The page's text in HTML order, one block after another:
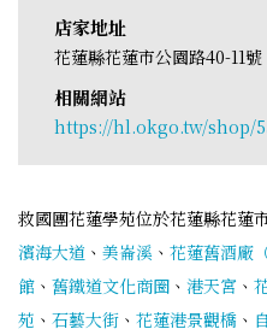
店家地址
花蓮縣花蓮市公園路40-11號
相關網站
https://hl.okgo.tw/shop/
救國團花蓮學苑位於花蓮縣花蓮
濱海大道 、 美崙溪 、 花蓮舊酒廠
館 、 舊鐵道文化商圈 、 港天宮 、
苑 、 石藝大街 、 花蓮港景觀橋 、